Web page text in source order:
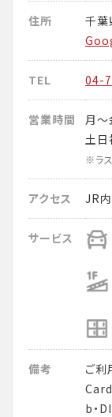
住所
千
TEL 04-
営業時間
月～
土日
※ラ
アクセス JR
サービス
備考
ご利
b・